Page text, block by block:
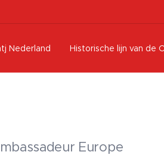
Nederland Historische lijn van de
Europe